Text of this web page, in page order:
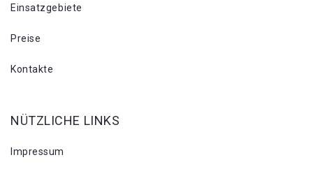
Einsatzgebiete
Preise
Kontakte
NÜTZLICHE LINKS
Impressum